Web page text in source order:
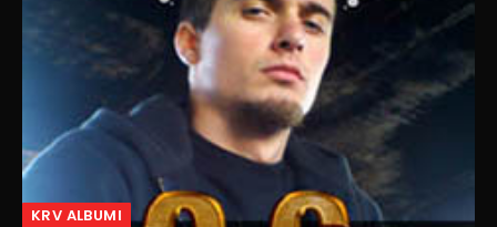
KRV ALBUMI